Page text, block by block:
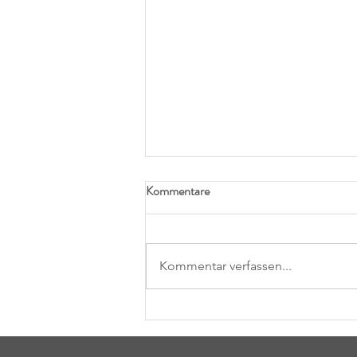
Online Talk am Mi, 17.09.2025 –
Resozialisierung von „schwer
Kommentare
Kommentar verfassen...